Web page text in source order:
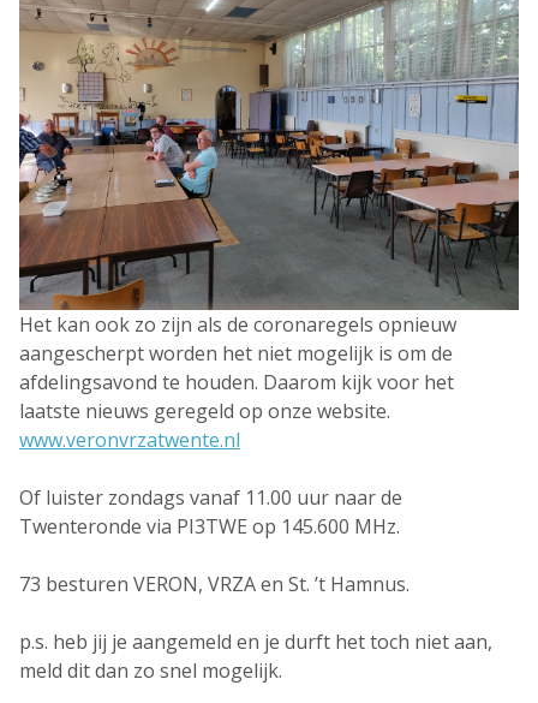
Het kan ook zo zijn als de coronaregels opnieuw
aangescherpt worden het niet mogelijk is om de
afdelingsavond te houden. Daarom kijk voor het
laatste nieuws geregeld op onze website.
www.veronvrzatwente.nl
Of luister zondags vanaf 11.00 uur naar de
Twenteronde via PI3TWE op 145.600 MHz.
73 besturen VERON, VRZA en St. ’t Hamnus.
p.s. heb jij je aangemeld en je durft het toch niet aan,
meld dit dan zo snel mogelijk.